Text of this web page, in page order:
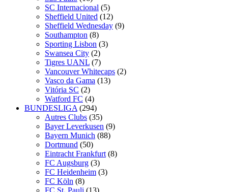
SC Internacional (5)
Sheffield United (12)
Sheffield Wednesday (9)
Southampton (8)
Sporting Lisbon (3)
Swansea City (2)
Tigres UANL (7)
Vancouver Whitecaps (2)
Vasco da Gama (13)
Vitória SC (2)
Watford FC (4)
BUNDESLIGA (294)
Autres Clubs (35)
Bayer Leverkusen (9)
Bayern Munich (88)
Dortmund (50)
Eintracht Frankfurt (8)
FC Augsburg (3)
FC Heidenheim (3)
FC Köln (8)
FC St. Pauli (13)